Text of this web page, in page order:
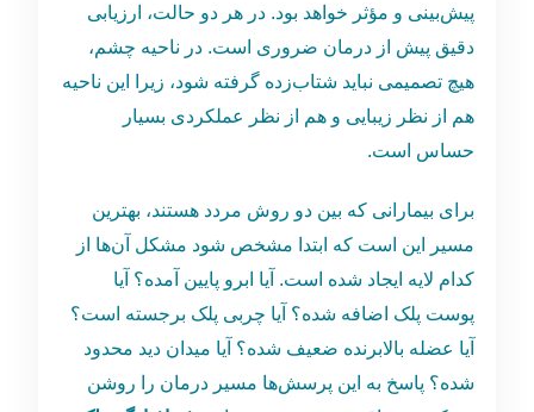
پیش‌بینی و مؤثر خواهد بود. در هر دو حالت، ارزیابی
دقیق پیش از درمان ضروری است. در ناحیه چشم،
هیچ تصمیمی نباید شتاب‌زده گرفته شود، زیرا این ناحیه
هم از نظر زیبایی و هم از نظر عملکردی بسیار
حساس است.
برای بیمارانی که بین دو روش مردد هستند، بهترین
مسیر این است که ابتدا مشخص شود مشکل آن‌ها از
کدام لایه ایجاد شده است. آیا ابرو پایین آمده؟ آیا
پوست پلک اضافه شده؟ آیا چربی پلک برجسته است؟
آیا عضله بالابرنده ضعیف شده؟ آیا میدان دید محدود
شده؟ پاسخ به این پرسش‌ها مسیر درمان را روشن